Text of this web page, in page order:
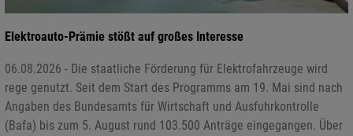
Elektroauto-Prämie stößt auf großes Interesse
06.08.2026 - Die staatliche Förderung für Elektrofahrzeuge wird
rege genutzt. Seit dem Start des Programms am 19. Mai sind nach
Angaben des Bundesamts für Wirtschaft und Ausfuhrkontrolle
(Bafa) bis zum 5. August rund 103.500 Anträge eingegangen. Über